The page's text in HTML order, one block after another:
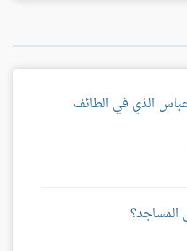
بلس
الذي في الطائف
المساجد؟